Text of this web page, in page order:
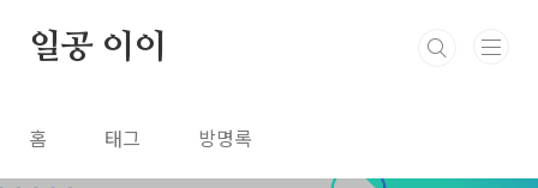
일공 이이
홈 태그 방명록